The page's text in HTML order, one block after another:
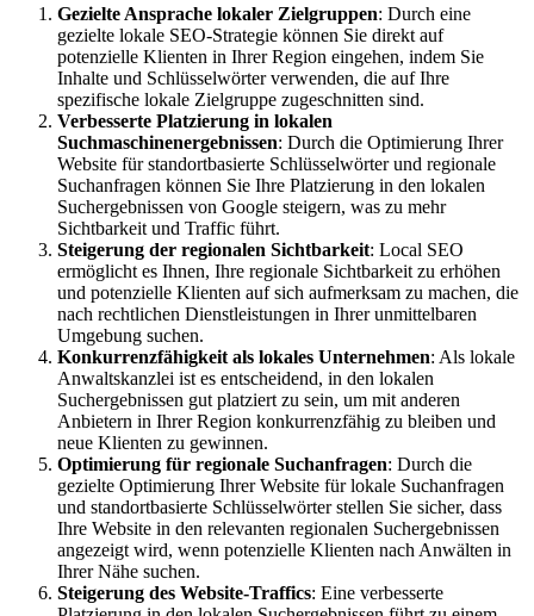
Gezielte Ansprache lokaler Zielgruppen: Durch eine
gezielte lokale SEO-Strategie können Sie direkt auf
potenzielle Klienten in Ihrer Region eingehen, indem Sie
Inhalte und Schlüsselwörter verwenden, die auf Ihre
spezifische lokale Zielgruppe zugeschnitten sind.
Verbesserte Platzierung in lokalen
Suchmaschinenergebnissen: Durch die Optimierung Ihrer
Website für standortbasierte Schlüsselwörter und regionale
Suchanfragen können Sie Ihre Platzierung in den lokalen
Suchergebnissen von Google steigern, was zu mehr
Sichtbarkeit und Traffic führt.
Steigerung der regionalen Sichtbarkeit: Local SEO
ermöglicht es Ihnen, Ihre regionale Sichtbarkeit zu erhöhen
und potenzielle Klienten auf sich aufmerksam zu machen, die
nach rechtlichen Dienstleistungen in Ihrer unmittelbaren
Umgebung suchen.
Konkurrenzfähigkeit als lokales Unternehmen: Als lokale
Anwaltskanzlei ist es entscheidend, in den lokalen
Suchergebnissen gut platziert zu sein, um mit anderen
Anbietern in Ihrer Region konkurrenzfähig zu bleiben und
neue Klienten zu gewinnen.
Optimierung für regionale Suchanfragen: Durch die
gezielte Optimierung Ihrer Website für lokale Suchanfragen
und standortbasierte Schlüsselwörter stellen Sie sicher, dass
Ihre Website in den relevanten regionalen Suchergebnissen
angezeigt wird, wenn potenzielle Klienten nach Anwälten in
Ihrer Nähe suchen.
Steigerung des Website-Traffics: Eine verbesserte